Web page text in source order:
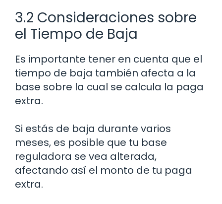
3.2 Consideraciones sobre
el Tiempo de Baja
Es importante tener en cuenta que el
tiempo de baja también afecta a la
base sobre la cual se calcula la paga
extra.
Si estás de baja durante varios
meses, es posible que tu base
reguladora se vea alterada,
afectando así el monto de tu paga
extra.